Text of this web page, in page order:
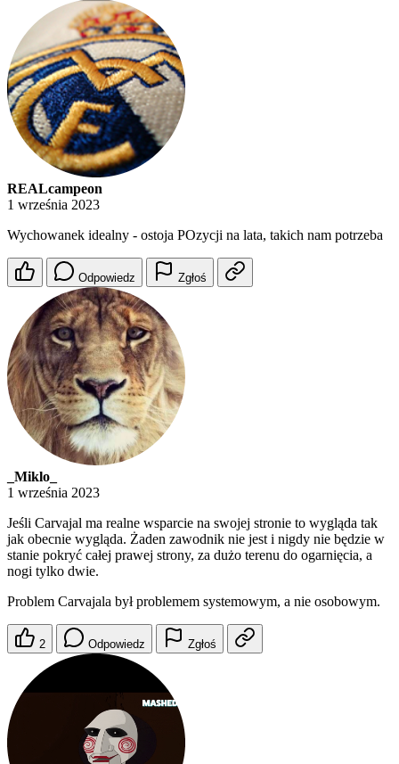
REALcampeon
1 września 2023
Wychowanek idealny - ostoja POzycji na lata, takich nam potrzeba
Odpowiedz Zgłoś
_Miklo_
1 września 2023
Jeśli Carvajal ma realne wsparcie na swojej stronie to wygląda tak
jak obecnie wygląda. Żaden zawodnik nie jest i nigdy nie będzie w
stanie pokryć całej prawej strony, za dużo terenu do ogarnięcia, a
nogi tylko dwie.
Problem Carvajala był problemem systemowym, a nie osobowym.
2 Odpowiedz Zgłoś